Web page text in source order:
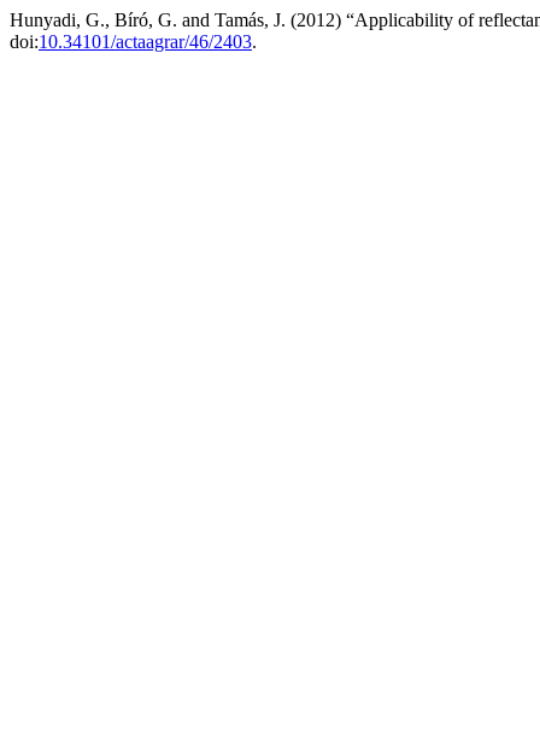
Hunyadi, G., Bíró, G. and Tamás, J. (2012) “Applicability of
doi:10.34101/actaagrar/46/2403.